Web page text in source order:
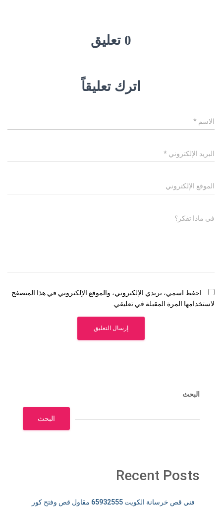
0 تعليق
اترك تعليقاً
الاسم *
البريد الإلكتروني *
الموقع الإلكتروني
في ماذا تفكر؟
احفظ اسمي، بريدي الإلكتروني، والموقع الإلكتروني في هذا المتصفح
لاستخدامها المرة المقبلة في تعليقي.
البحث
البحث
Recent Posts
فني قص خرسانة الكويت 65932555 مقاول قص وفتح كور